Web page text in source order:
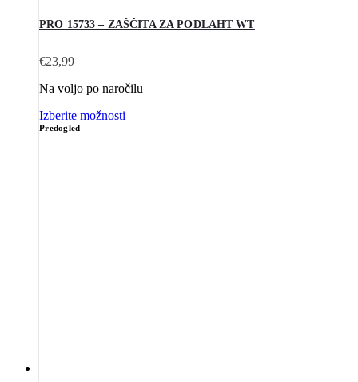
PRO 15733 – ZAŠČITA ZA PODLAHT WT
€23,99
Na voljo po naročilu
Izberite možnosti
Predogled